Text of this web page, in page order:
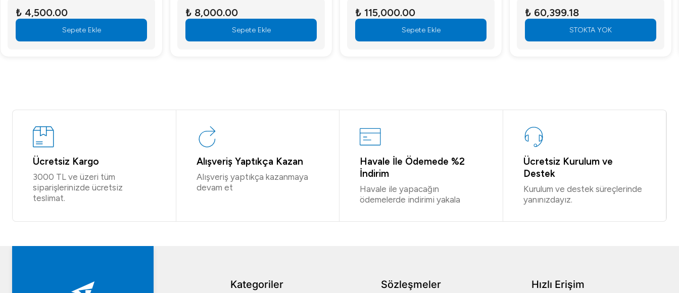
₺ 4,500.00
Sepete Ekle
₺ 8,000.00
Sepete Ekle
₺ 115,000.00
Sepete Ekle
₺ 60,399.18
STOKTA YOK
Ücretsiz Kargo
3000 TL ve üzeri tüm
siparişlerinizde ücretsiz
teslimat.
Alışveriş Yaptıkça Kazan
Alışveriş yaptıkça kazanmaya
devam et
Havale İle Ödemede %2
İndirim
Havale ile yapacağın
ödemelerde indirimi yakala
Ücretsiz Kurulum ve
Destek
Kurulum ve destek süreçlerinde
yanınızdayız.
Kategoriler Sözleşmeler Hızlı Erişim